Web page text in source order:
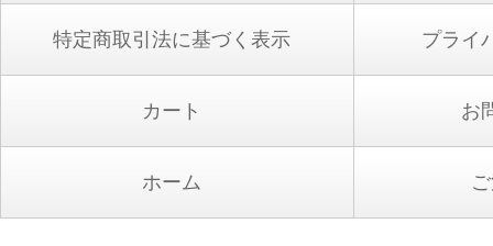
特定商取引法に基づく表示 プライ
カート お
ホーム